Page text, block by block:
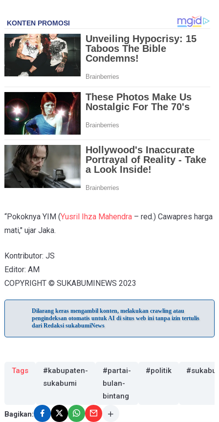
“Pokoknya YIM (Yusril Ihza Mahendra– red.) Cawapres harga
mati," ujar Jaka.
Kontributor: JS
Editor: AM
COPYRIGHT © SUKABUMINEWS 2023
Dilarang keras mengambil konten, melakukan crawling atau
pengindeksan otomatis untuk AI di situs web ini tanpa izin tertulis
dari Redaksi sukabumiNews
Tags
#kabupaten-
sukabumi
#partai-
bulan-
bintang
#politik
Bagikan: